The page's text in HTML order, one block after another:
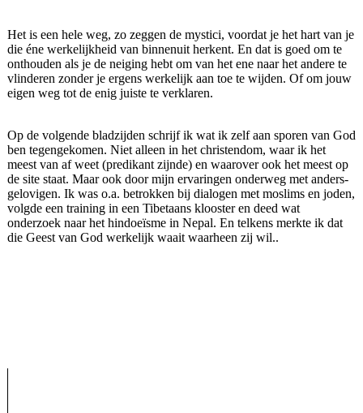
Het is een hele weg, zo zeggen de mystici, voordat je het hart van je
die éne werkelijkheid van binnenuit herkent. En dat is goed om te
onthouden als je de neiging hebt om van het ene naar het andere te
vlinderen zonder je ergens werkelijk aan toe te wijden. Of om jouw
eigen weg tot de enig juiste te verklaren.
Op de volgende bladzijden schrijf ik wat ik zelf aan sporen van God
ben tegengekomen. Niet alleen in het christendom, waar ik het
meest van af weet (predikant zijnde) en waarover ook het meest op
de site staat. Maar ook door mijn ervaringen onderweg met anders-
gelovigen. Ik was o.a. betrokken bij dialogen met moslims en joden,
volgde een training in een Tibetaans klooster en deed wat
onderzoek naar het hindoeïsme in Nepal. En telkens merkte ik dat
die Geest van God werkelijk waait waarheen zij wil..